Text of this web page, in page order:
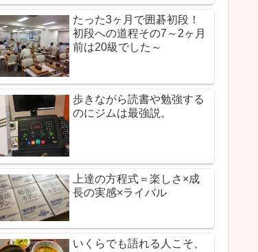
たった3ヶ月で囲碁初段！
初段への道程その7～2ヶ月
前は20級でした～
歩きながら読書や勉強する
のにジムは最強説。
上達の方程式＝楽しさ×成
長の実感×ライバル
いくらでも語れる人こそ、